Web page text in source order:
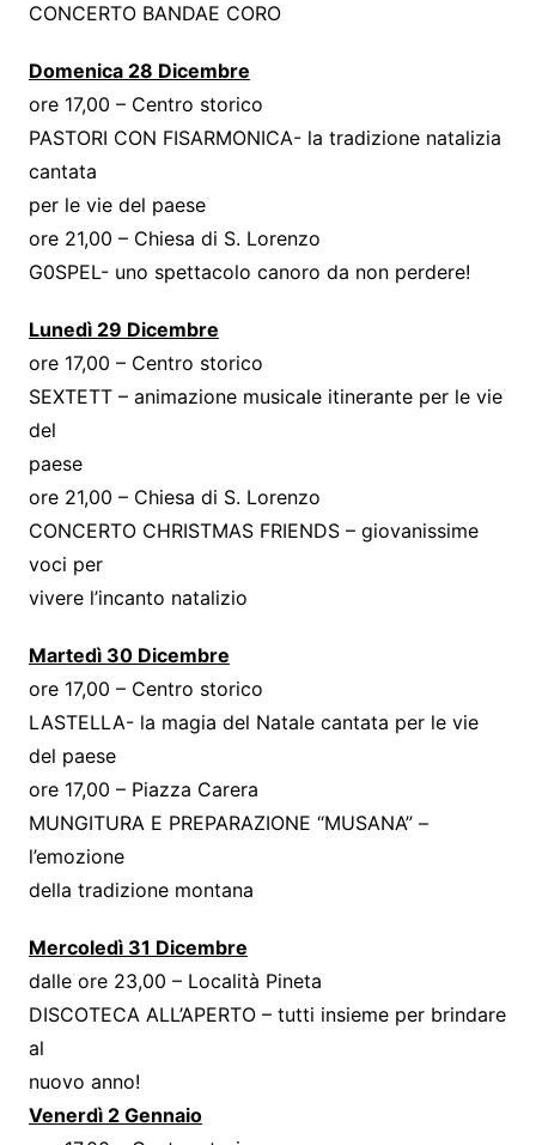
CONCERTO BANDAE CORO
Domenica 28 Dicembre
ore 17,00 – Centro storico
PASTORI CON FISARMONICA- la tradizione natalizia
cantata
per le vie del paese
ore 21,00 – Chiesa di S. Lorenzo
G0SPEL- uno spettacolo canoro da non perdere!
Lunedì 29 Dicembre
ore 17,00 – Centro storico
SEXTETT – animazione musicale itinerante per le vie
del
paese
ore 21,00 – Chiesa di S. Lorenzo
CONCERTO CHRISTMAS FRIENDS – giovanissime
voci per
vivere l’incanto natalizio
Martedì 30 Dicembre
ore 17,00 – Centro storico
LASTELLA- la magia del Natale cantata per le vie
del paese
ore 17,00 – Piazza Carera
MUNGITURA E PREPARAZIONE “MUSANA” –
l’emozione
della tradizione montana
Mercoledì 31 Dicembre
dalle ore 23,00 – Località Pineta
DISCOTECA ALL’APERTO – tutti insieme per brindare
al
nuovo anno!
Venerdì 2 Gennaio